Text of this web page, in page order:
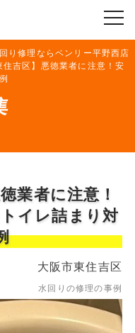
り修理ならベンリー平野西店
住吉区】悪徳業者に注意！安
業者に注意！
イレ詰まり対
大阪市東住吉区
水回りの修理の事例